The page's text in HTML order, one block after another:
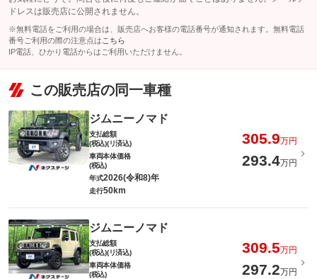
ドレスは販売店に公開されません。
※無料電話をご利用の場合は、販売店へお客様の電話番号が通知されます。無料電話
番号ご利用の際の注意点は こちら
IP電話、ひかり電話からはご利用いただけません。
この販売店の同一車種
ジムニーノマド
支払総額
(税込)(リ済込)
305.9万円
車両本体価格
(税込)
293.4万円
年式2026(令和8)年
走行50km
ジムニーノマド
支払総額
(税込)(リ済込)
309.5万円
車両本体価格
(税込)
297.2万円